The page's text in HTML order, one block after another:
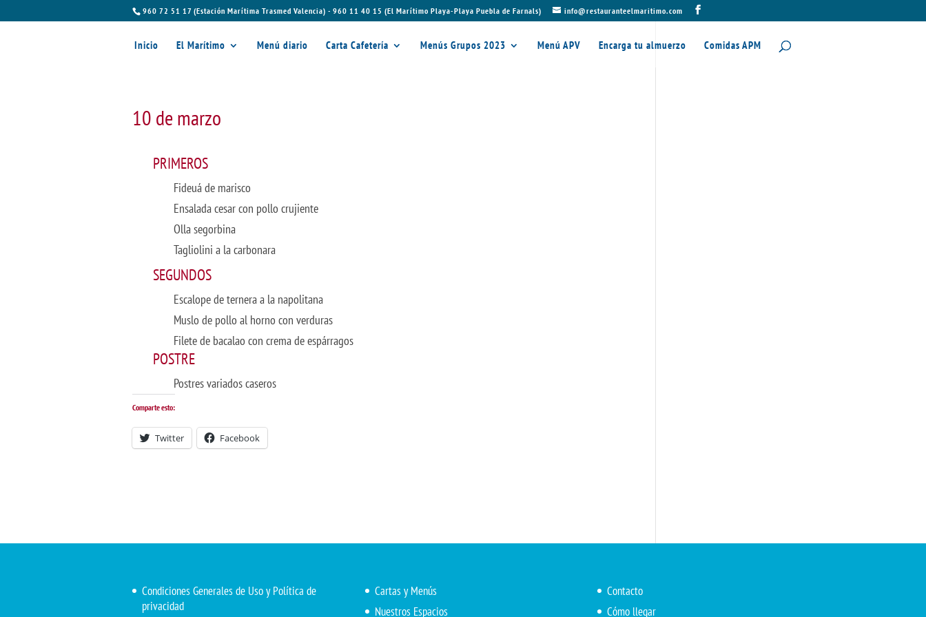
960 72 51 17 (Estación Marítima Trasmed Valencia) - 960 11 40 15 (El Marítimo Playa-Playa Puebla de Farnals) info@restauranteelmaritimo.com
Inicio El Marítimo Menú diario Carta Cafetería Menús Grupos 2023 Menú APV Encarga tu almuerzo Comidas APM
10 de marzo
PRIMEROS
Fideuá de marisco
Ensalada cesar con pollo crujiente
Olla segorbina
Tagliolini a la carbonara
SEGUNDOS
Escalope de ternera a la napolitana
Muslo de pollo al horno con verduras
Filete de bacalao con crema de espárragos
POSTRE
Postres variados caseros
Comparte esto:
Twitter Facebook
Condiciones Generales de Uso y Política de
privacidad
Cartas y Menús
Nuestros Espacios
Contacto
Cómo llegar